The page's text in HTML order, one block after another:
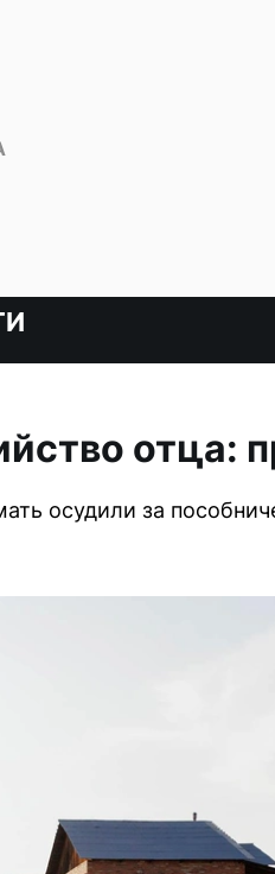
отца:
осудили за